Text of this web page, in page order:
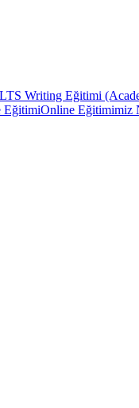
Writing Eğitimi
EğitimiOnline Eğitimimiz